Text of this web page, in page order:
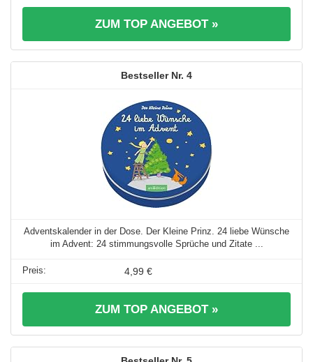
ZUM TOP ANGEBOT »
4
Adventskalender in der Dose. Der Kleine Prinz. 24 liebe Wünsche
im Advent: 24 stimmungsvolle Sprüche und Zitate ...
4,99 €
ZUM TOP ANGEBOT »